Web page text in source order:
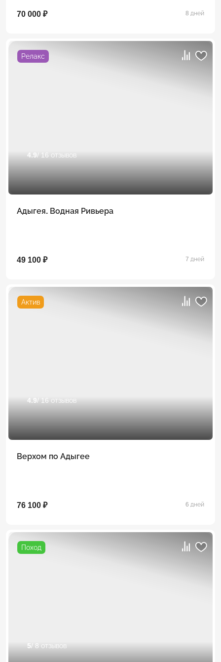
70 000 ₽ 8 дней
Релакс
4.9 / 16 отзывов
Адыгея. Водная Ривьера
49 100 ₽ 7 дней
Актив
4.9 / 16 отзывов
Верхом по Адыгее
76 100 ₽ 6 дней
Поход
5/ 8 отзывов